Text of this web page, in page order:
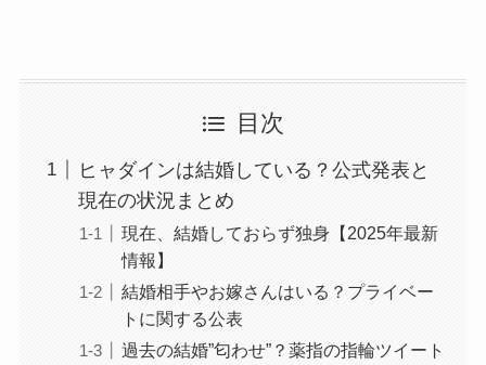
目次
ヒャダインは結婚している？公式発表と
現在の状況まとめ
現在、結婚しておらず独身【2025年最新
情報】
結婚相手やお嫁さんはいる？プライベー
トに関する公表
過去の結婚”匂わせ”？薬指の指輪ツイート